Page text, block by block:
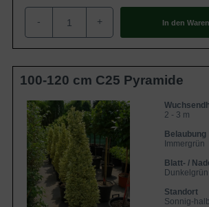
- + In den
100-120 cm C25 Pyramide
2 - 3 m
Belaubung
Immergrün
Blatt- /
Standort
Sonnig-